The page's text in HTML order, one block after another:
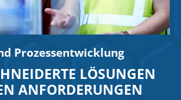
Prozessentwicklung
LÖSUNGEN N
ANFORDERUNGEN